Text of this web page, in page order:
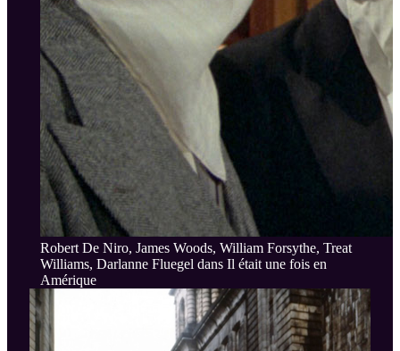
Robert De Niro, James Woods, William Forsythe, Treat
Williams, Darlanne Fluegel dans Il était une fois en
Amérique